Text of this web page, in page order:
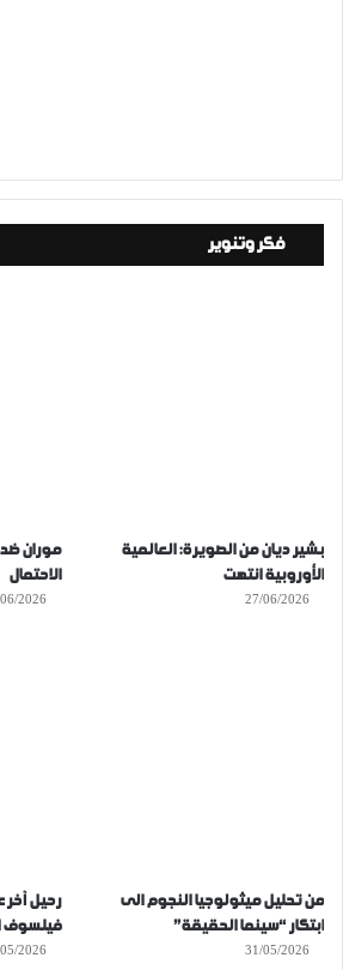
فكر وتنوير
بشير ديان من الصويرة: العالمية
الأوروبية انتهت
27/06/2026
موران
الاحتمال
2026
من تحليل ميثولوجيا النجوم الى
ابتكار “سينما الحقيقة”
31/05/2026
رحيل
فيلسوف
2026